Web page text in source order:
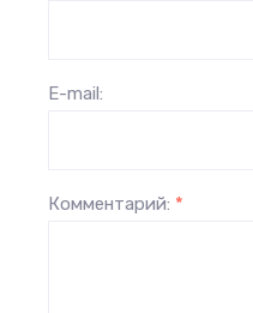
E-mail:
Комментарий: *